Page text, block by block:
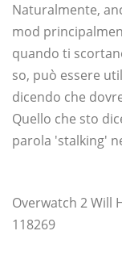
Naturalmente,
mod
quando ti
so, può essere
dicendo che
Quello che sto
parola 'stalking'
Overwatch 2 Will
118269